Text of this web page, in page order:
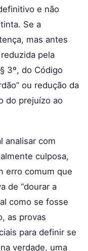
e não
Se a
mas antes
pela
3º, do Código
ou redução da
do prejuízo ao
analisar com
culposa,
erro comum que
de “dourar a
como se fosse
as provas
para definir se
verdade, uma